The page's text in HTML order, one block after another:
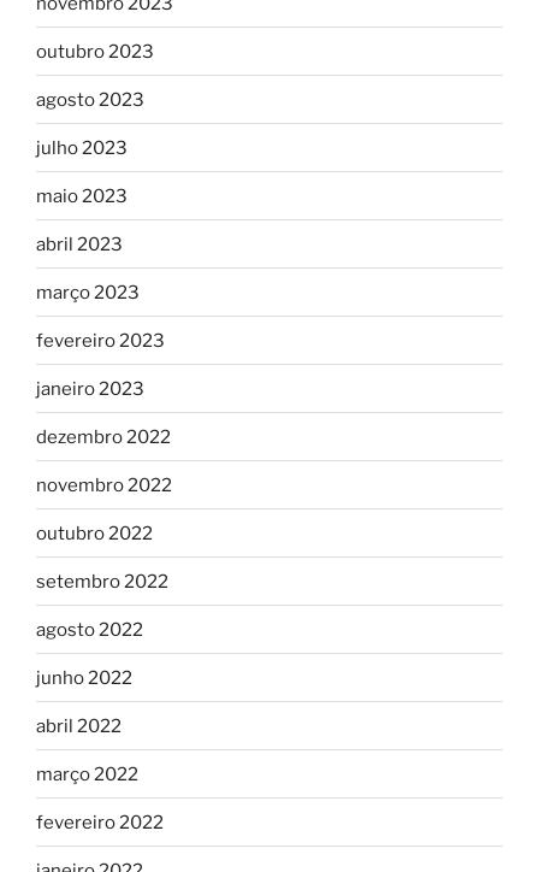
outubro 2023
agosto 2023
julho 2023
maio 2023
abril 2023
março 2023
fevereiro 2023
janeiro 2023
dezembro 2022
novembro 2022
outubro 2022
setembro 2022
agosto 2022
junho 2022
abril 2022
março 2022
fevereiro 2022